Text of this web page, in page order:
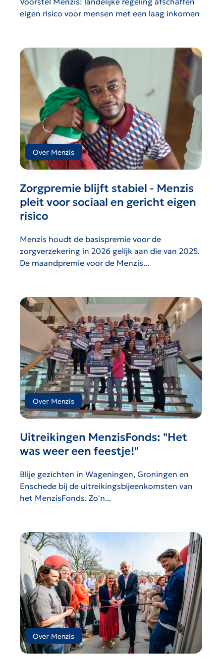
eigen risico voor mensen met een laag inkomen
Over Menzis
Zorgpremie blijft stabiel - Menzis
pleit voor sociaal en gericht eigen
risico
Menzis houdt de basispremie voor de
zorgverzekering in 2026 gelijk aan die van 2025.
De maandpremie voor de Menzis...
Over Menzis
Uitreikingen MenzisFonds: "Het
was weer een feestje!"
Blije gezichten in Wageningen, Groningen en
Enschede bij de uitreikingsbijeenkomsten van
het MenzisFonds. Zo'n...
Over Menzis